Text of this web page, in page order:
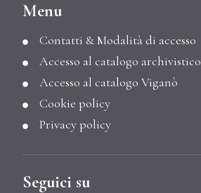
Menu
Contatti & Modalità di accesso
Accesso al catalogo archivistico
Accesso al catalogo Viganò
Cookie policy
Privacy policy
Seguici su